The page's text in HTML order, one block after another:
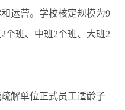
运营。学校核定规模为9
个班、中班2个班、大班2
解单位正式员工适龄子